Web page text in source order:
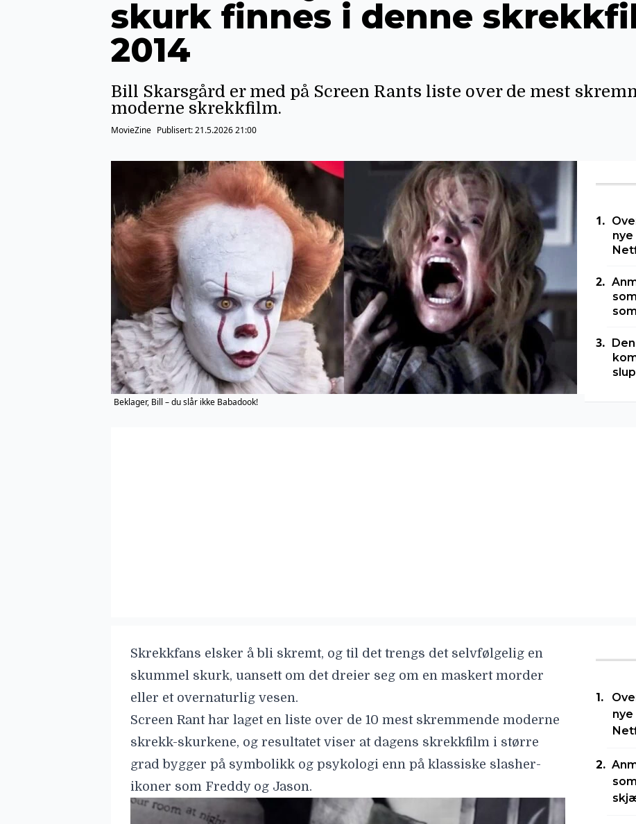
skurk finnes i denne
2014
Bill Skarsgård er med på Screen Rants liste over de mest
moderne skrekkfilm.
MovieZine Publisert:21.5.2026 21:00
Beklager, Bill – du slår ikke Babadook!
Skrekkfans elsker å bli skremt, og til det trengs det selvfølgelig en
skummel skurk, uansett om det dreier seg om en maskert morder
eller et overnaturlig vesen.
Screen Ranthar laget en liste over de 10 mest skremmende moderne
skrekk-skurkene, og resultatet viser at dagens skrekkfilm i større
grad bygger på symbolikk og psykologi enn på klassiske slasher-
ikoner som Freddy og Jason.